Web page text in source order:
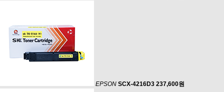
EPSON SCX-4216D3 237,600원